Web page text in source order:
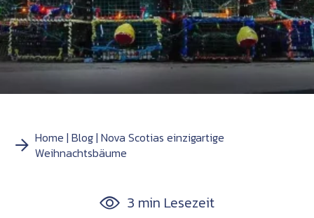
Home Blog Nova Scotias einzigartige
Weihnachtsbäume
3 min Lesezeit